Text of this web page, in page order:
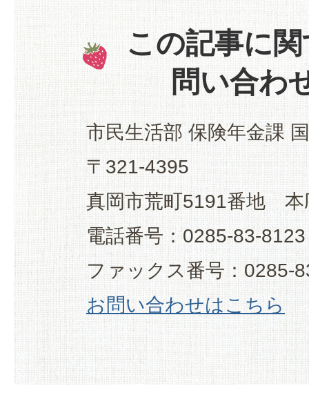
この記事に
問い合わ
市民生活部 保険年金課
〒321-4395
真岡市荒町5191番地 本
電話番号：0285-83-8123
ファックス番号：0285-
お問い合わせはこちら